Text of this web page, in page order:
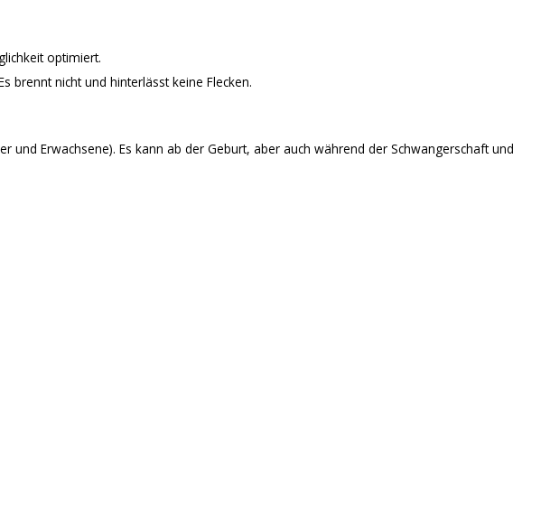
optimiert.
brennt nicht und hinterlässt keine Flecken.
Erwachsene). Es kann ab der Geburt, aber auch während der Schwangerschaft und